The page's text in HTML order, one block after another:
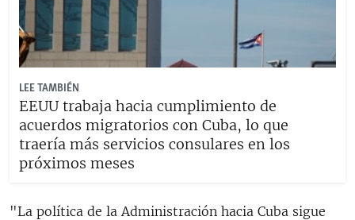
LEE TAMBIÉN
EEUU trabaja hacia cumplimiento de
acuerdos migratorios con Cuba, lo que
traería más servicios consulares en los
próximos meses
"La política de la Administración hacia Cuba sigue